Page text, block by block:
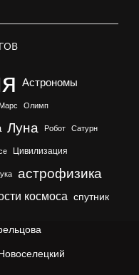
Астрономы
Марс Олимп
Луна Робот Сатурн
Цивилизация
астрофизика
космоса спутник